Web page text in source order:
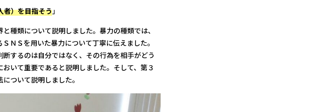
者）を目指そう」
種類について説明しました。暴力の種類では、
ＮＳを用いた暴力について丁寧に伝えました。
するのは自分ではなく、その行為を相手がどう
いて重要であると説明しました。そして、第３
ついて説明しました。